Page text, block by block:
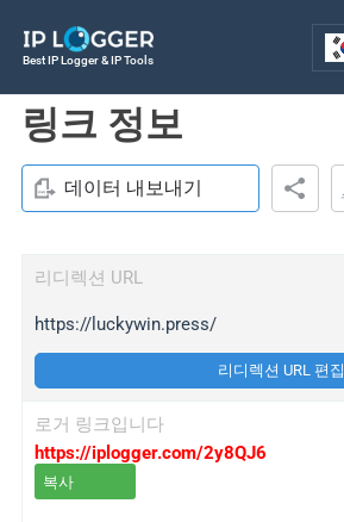
Best IP Logger & IP Tools
링크 정보
데이터 내보내기
리디렉션 URL
https://luckywin.press/
리디렉션 URL 편집
로거 링크입니다
https://iplogger.com/2y8QJ6
복사